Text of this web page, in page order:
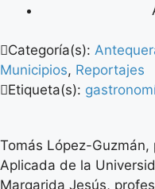
Categoría(s):
Municipios, Reportajes
Etiqueta(s):
Tomás López-
Aplicada de la
Margarida Jesús,